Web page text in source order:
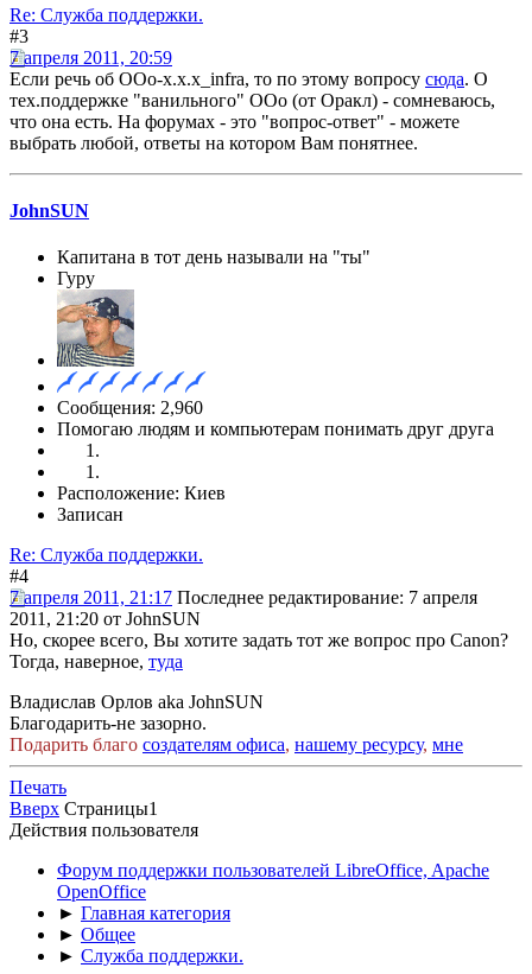
Re: Служба поддержки.
#3
7 апреля 2011, 20:59
Если речь об OOo-x.x.x_infra, то по этому вопросу сюда. О
тех.поддержке "ванильного" ООо (от Оракл) - сомневаюсь,
что она есть. На форумах - это "вопрос-ответ" - можете
выбрать любой, ответы на котором Вам понятнее.
JohnSUN
Капитана в тот день называли на "ты"
Гуру
Сообщения: 2,960
Помогаю людям и компьютерам понимать друг друга
Расположение: Киев
Записан
Re: Служба поддержки.
#4
7 апреля 2011, 21:17 Последнее редактирование: 7 апреля
2011, 21:20 от JohnSUN
Но, скорее всего, Вы хотите задать тот же вопрос про Canon?
Тогда, наверное, туда
Владислав Орлов aka JohnSUN
Благодарить-не зазорно.
Подарить благо создателям офиса, нашему ресурсу, мне
Печать
Вверх Страницы1
Действия пользователя
Форум поддержки пользователей LibreOffice, Apache
OpenOffice
► Главная категория
► Общее
► Служба поддержки.